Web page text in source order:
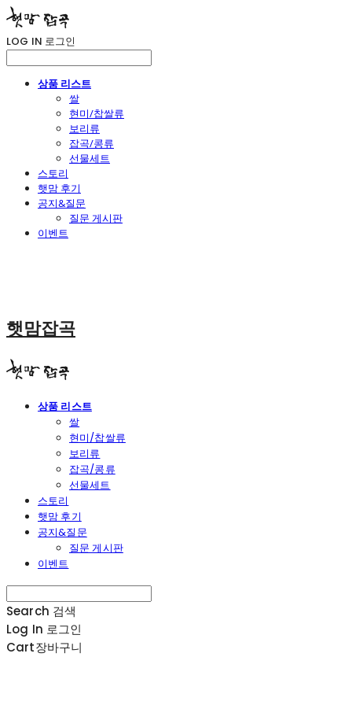
LOG IN 로그인
상품 리스트
쌀
현미/찹쌀류
보리류
잡곡/콩류
선물세트
스토리
햇맘 후기
공지&질문
질문 게시판
이벤트
햇맘잡곡
상품 리스트
쌀
현미/찹쌀류
보리류
잡곡/콩류
선물세트
스토리
햇맘 후기
공지&질문
질문 게시판
이벤트
Search 검색
Log In 로그인
Cart장바구니